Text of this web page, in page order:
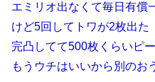
エミリオ出なくて毎日有償
けど5回してトワが2枚出た
完凸してて500枚くらいピ
もうウチはいいから別のお